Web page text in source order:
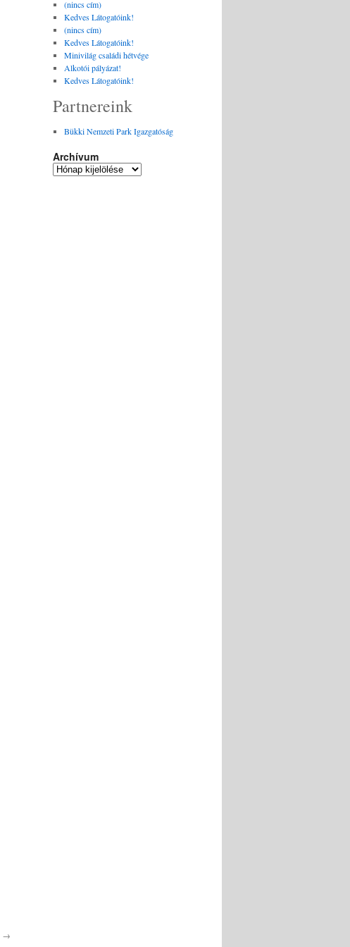
→
(nincs cím)
Kedves Látogatóink!
(nincs cím)
Kedves Látogatóink!
Minivilág családi hétvége
Alkotói pályázat!
Kedves Látogatóink!
Partnereink
Bükki Nemzeti Park Igazgatóság
Archívum
Archívum